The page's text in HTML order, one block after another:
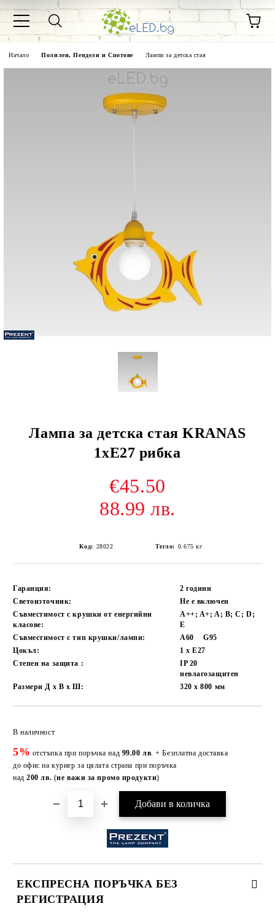
Начало Полилеи, Пендели и Спотове Лампи за детска стая
Лампа за детска стая KRANAS
1хЕ27 рибка
€45.50
88.99 лв.
Код: 28022 Тегло: 0.675 кг
Гаранция:
2 години
Светоизточник:
Не е включен
Съвместимост с крушки от енергийни
класове:
A++; A+; A; B; C; D;
E
Съвместимост с тип крушки/лампи:
А60
G95
Цокъл:
1 x E27
Степен на защита :
IP 20
невлагозащитен
Размери Д х В х Ш:
320 х 800 мм
В наличност
5% отстъпка при поръчка над 99.00 лв. + Безплатна доставка
до офис на куриер за цялата страна при поръчка
над 200 лв. (не важи за промо продукти)
ЕКСПРЕСНА ПОРЪЧКА БЕЗ
РЕГИСТРАЦИЯ